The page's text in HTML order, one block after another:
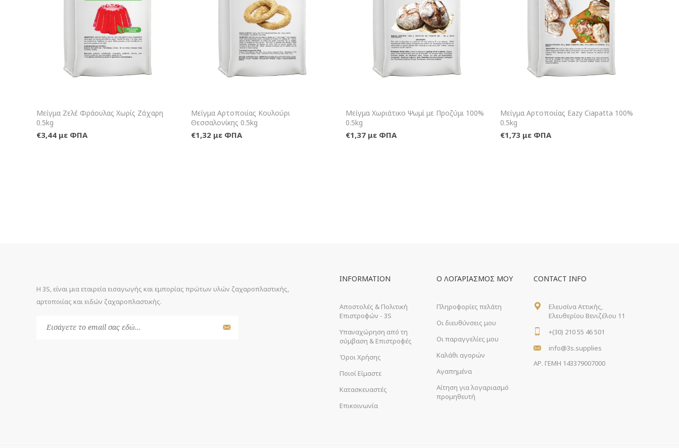
+Καλάθι
Μείγμα Ζελέ Φράουλας Χωρίς Ζάχαρη
0.5kg
€3,44 με ΦΠΑ
+Καλάθι
Μείγμα Αρτοποιίας Κουλούρι
Θεσσαλονίκης 0.5kg
€1,32 με ΦΠΑ
+Καλάθι
Μείγμα Χωριάτικο Ψωμί με Προζύμι 100%
0.5kg
€1,37 με ΦΠΑ
+Καλάθι
Μείγμα Αρτοποιίας Eazy Ciapatta 100%
0.5kg
€1,73 με ΦΠΑ
Η 3S, είναι μια εταιρεία εισαγωγής και εμπορίας πρώτων υλών ζαχαροπλαστικής,
αρτοποιίας και ειδών ζαχαροπλαστικής.
INFORMATION
Αποστολές & Πολιτική
Επιστροφών - 3S
Υπαναχώρηση από τη
σύμβαση & Επιστροφές
Όροι Χρήσης
Ποιοί Είμαστε
Κατασκευαστές
Επικοινωνία
Ο ΛΟΓΑΡΙΑΣΜΌΣ ΜΟΥ
Πληροφορίες πελάτη
Οι διευθύνσεις μου
Οι παραγγελίες μου
Καλάθι αγορών
Αγαπημένα
Αίτηση για λογαριασμό
προμηθευτή
CONTACT INFO
Ελευσίνα Αττικής,
Ελευθερίου Βενιζέλου 11
+(30) 210 55 46 501
info@3s.supplies
ΑΡ. ΓΕΜΗ 143379007000